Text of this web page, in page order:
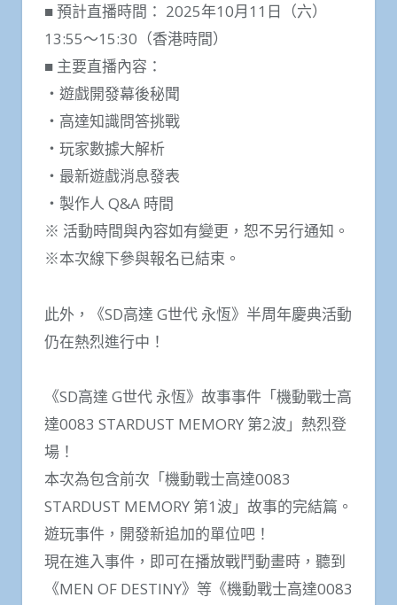
■ 預計直播時間： 2025年10月11日（六）
13:55～15:30（香港時間）
■ 主要直播內容：
・遊戲開發幕後秘聞
・高達知識問答挑戰
・玩家數據大解析
・最新遊戲消息發表
・製作人 Q&A 時間
※ 活動時間與內容如有變更，恕不另行通知。
※本次線下參與報名已結束。
此外，《SD高達 G世代 永恆》半周年慶典活動
仍在熱烈進行中！
《SD高達 G世代 永恆》故事事件「機動戰士高
達0083 STARDUST MEMORY 第2波」熱烈登
場！
本次為包含前次「機動戰士高達0083
STARDUST MEMORY 第1波」故事的完結篇。
遊玩事件，開發新追加的單位吧！
現在進入事件，即可在播放戰鬥動畫時，聽到
《MEN OF DESTINY》等《機動戰士高達0083